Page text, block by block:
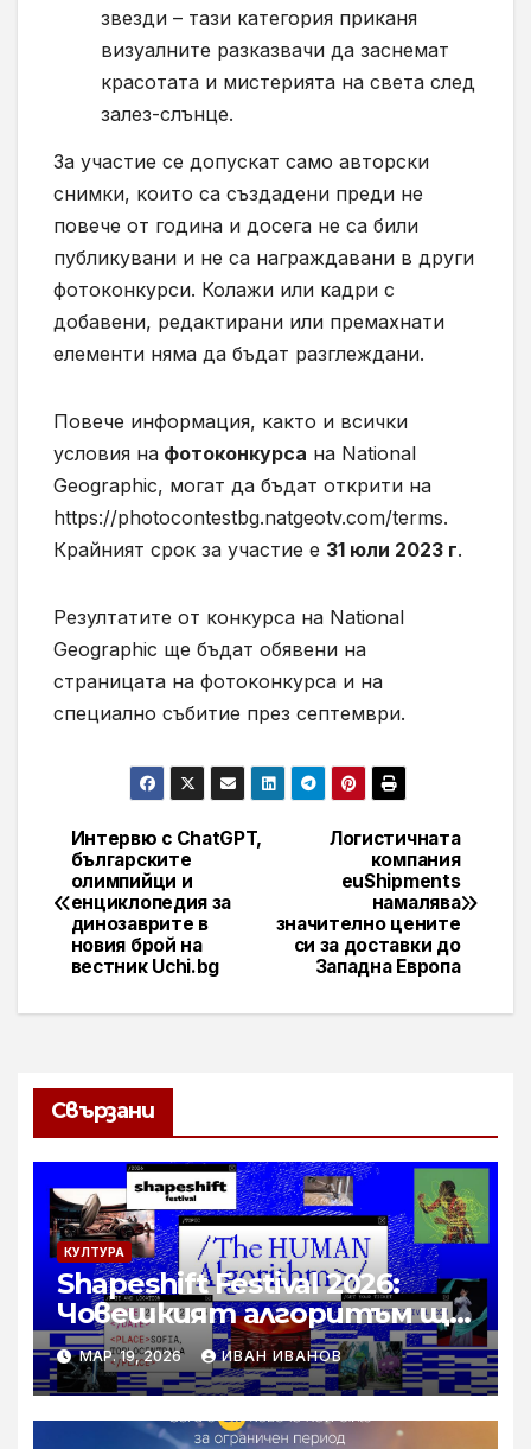
звезди – тази категория приканя
визуалните разказвачи да заснемат
красотата и мистерията на света след
залез-слънце.
За участие се допускат само авторски
снимки, които са създадени преди не
повече от година и досега не са били
публикувани и не са награждавани в други
фотоконкурси. Колажи или кадри с
добавени, редактирани или премахнати
елементи няма да бъдат разглеждани.
Повече информация, както и всички
условия на фотоконкурса на National
Geographic, могат да бъдат открити на
https://photocontestbg.natgeotv.com/terms.
Крайният срок за участие е 31 юли 2023 г.
Резултатите от конкурса на National
Geographic ще бъдат обявени на
страницата на фотоконкурса и на
специално събитие през септември.
Навигация
Логистичната
компания
euShipments
намалява
значително цените
си за доставки до
Западна Европа
Интервю с ChatGPT,
българските
олимпийци и
енциклопедия за
динозаврите в
новия брой на
вестник Uchi.bg
Свързани
КУЛТУРА
Shapeshift Festival 2026:
Човешкият алгоритъм ще
се проведе през април
МАР. 19, 2026 ИВАН ИВАНОВ